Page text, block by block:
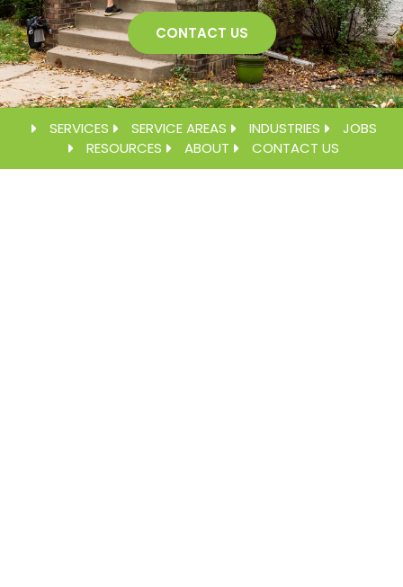
CONTACT US
SERVICES SERVICE AREAS INDUSTRIES
JOBS
RESOURCES
ABOUT CONTACT US